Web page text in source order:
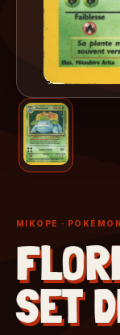
MIKOPE · POKÉMON
SET